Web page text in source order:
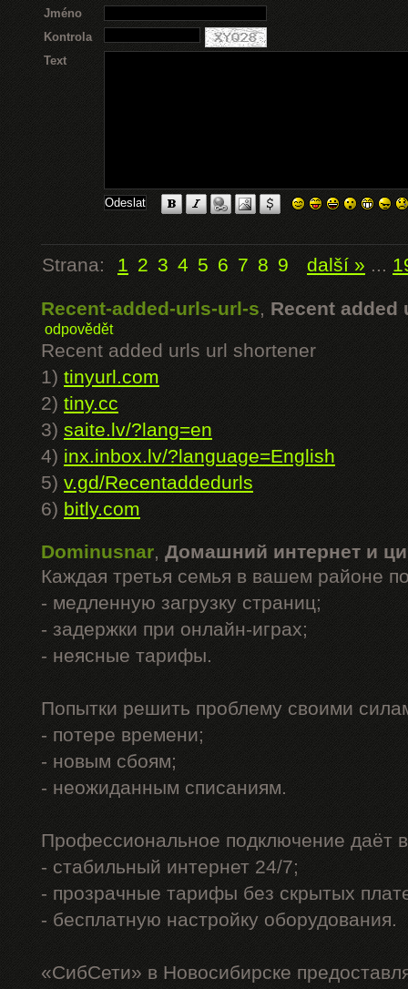
Jméno
Kontrola
Text
Strana: 1 2 3 4 5 6 7 8 9 další » ...
Recent-added-urls-url-s, Recent added
odpovědět
Recent added urls url shortener
1) tinyurl.com
2) tiny.cc
3) saite.lv/?lang=en
4) inx.inbox.lv/?language=English
5) v.gd/Recentaddedurls
6) bitly.com
Dominusnar, Домашний интернет и ци
Каждая третья семья в вашем районе
- медленную загрузку страниц;
- задержки при онлайн-играх;
- неясные тарифы.
Попытки решить проблему своими
- потере времени;
- новым сбоям;
- неожиданным списаниям.
Профессиональное подключение даёт
- стабильный интернет 24/7;
- прозрачные тарифы без скрытых
- бесплатную настройку оборудования.
«СибСети» в Новосибирске